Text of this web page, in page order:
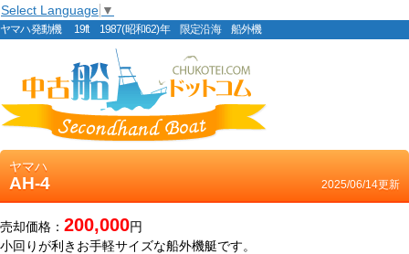
Select Language ▼
ヤマハ発動機 19ft 1987(昭和62)年 限定沿海 船外機
ヤマハ
AH-4 2025/06/14更新
売却価格： 200,000円
小回りが利きお手軽サイズな船外機艇です。